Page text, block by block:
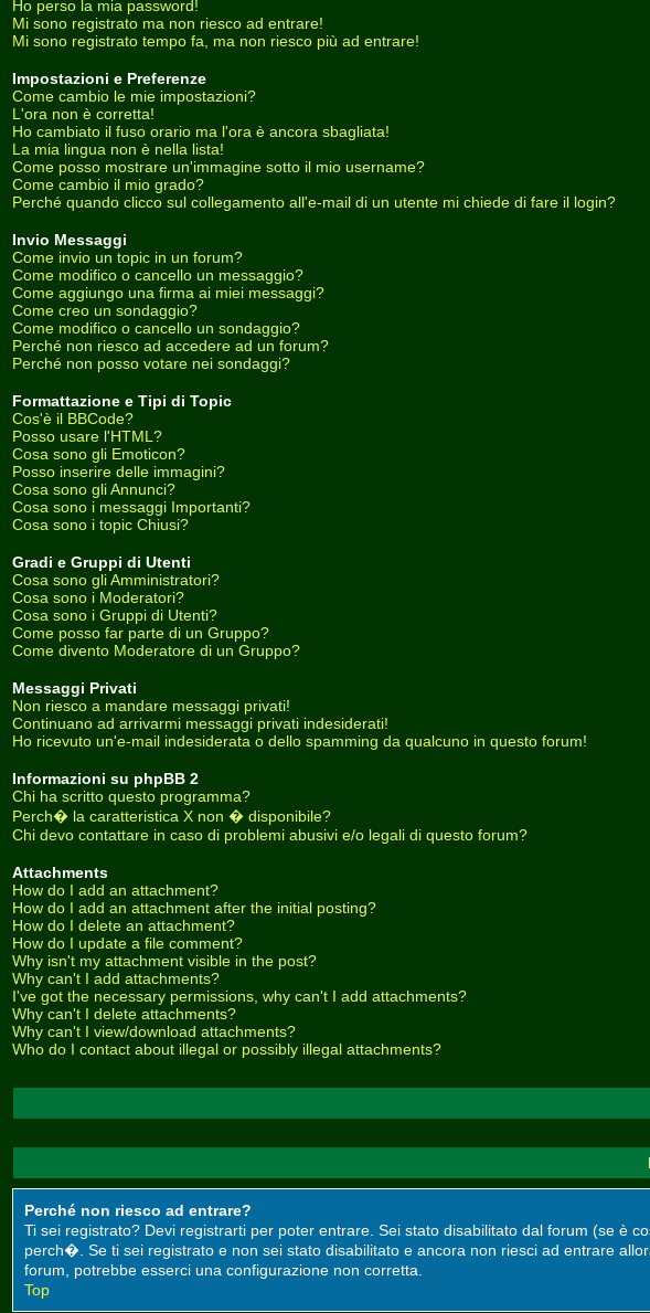
Ho perso la mia password!
Mi sono registrato ma non riesco ad entrare!
Mi sono registrato tempo fa, ma non riesco più ad entrare!
Impostazioni e Preferenze
Come cambio le mie impostazioni?
L'ora non è corretta!
Ho cambiato il fuso orario ma l'ora è ancora sbagliata!
La mia lingua non è nella lista!
Come posso mostrare un'immagine sotto il mio username?
Come cambio il mio grado?
Perché quando clicco sul collegamento all'e-mail di un utente mi chiede di fare il login?
Invio Messaggi
Come invio un topic in un forum?
Come modifico o cancello un messaggio?
Come aggiungo una firma ai miei messaggi?
Come creo un sondaggio?
Come modifico o cancello un sondaggio?
Perché non riesco ad accedere ad un forum?
Perché non posso votare nei sondaggi?
Formattazione e Tipi di Topic
Cos'è il BBCode?
Posso usare l'HTML?
Cosa sono gli Emoticon?
Posso inserire delle immagini?
Cosa sono gli Annunci?
Cosa sono i messaggi Importanti?
Cosa sono i topic Chiusi?
Gradi e Gruppi di Utenti
Cosa sono gli Amministratori?
Cosa sono i Moderatori?
Cosa sono i Gruppi di Utenti?
Come posso far parte di un Gruppo?
Come divento Moderatore di un Gruppo?
Messaggi Privati
Non riesco a mandare messaggi privati!
Continuano ad arrivarmi messaggi privati indesiderati!
Ho ricevuto un'e-mail indesiderata o dello spamming da qualcuno in questo forum!
Informazioni su phpBB 2
Chi ha scritto questo programma?
Perch� la caratteristica X non � disponibile?
Chi devo contattare in caso di problemi abusivi e/o legali di questo forum?
Attachments
How do I add an attachment?
How do I add an attachment after the initial posting?
How do I delete an attachment?
How do I update a file comment?
Why isn't my attachment visible in the post?
Why can't I add attachments?
I've got the necessary permissions, why can't I add attachments?
Why can't I delete attachments?
Why can't I view/download attachments?
Who do I contact about illegal or possibly illegal attachments?
Perché non riesco ad entrare?
Ti sei registrato? Devi registrarti per poter entrare. Sei stato disabilitato dal forum (se è
perch�. Se ti sei registrato e non sei stato disabilitato e ancora non riesci ad entrare
forum, potrebbe esserci una configurazione non corretta.
Top